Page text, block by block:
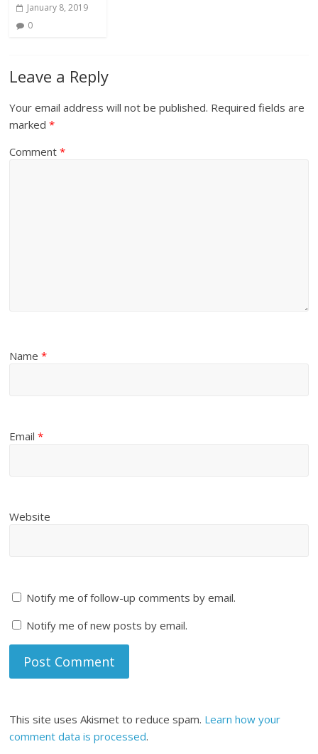
January 8, 2019
0
Leave a Reply
Your email address will not be published. Required fields are
marked*
Comment*
Name*
Email*
Website
Notify me of follow-up comments by email.
Notify me of new posts by email.
This site uses Akismet to reduce spam. Learn how your
comment data is processed.